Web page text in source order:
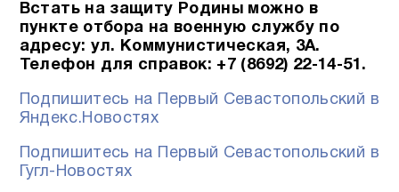
Встать на защиту Родины можно в
пункте отбора на военную службу по
адресу: ул. Коммунистическая, 3А.
Телефон для справок: +7 (8692) 22-14-51.
Подпишитесь на Первый Севастопольский в
Яндекс.Новостях
Подпишитесь на Первый Севастопольский в
Гугл-Новостях